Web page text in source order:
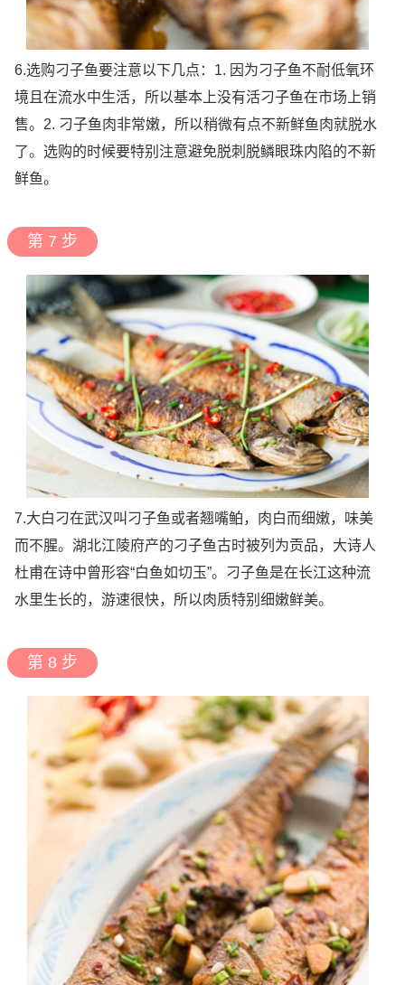
6.选购刁子鱼要注意以下几点：1. 因为刁子鱼不耐低氧环
境且在流水中生活，所以基本上没有活刁子鱼在市场上销
售。2. 刁子鱼肉非常嫩，所以稍微有点不新鲜鱼肉就脱水
了。选购的时候要特别注意避免脱刺脱鳞眼珠内陷的不新
鲜鱼。
第 7 步
7.大白刁在武汉叫刁子鱼或者翘嘴鲌，肉白而细嫩，味美
而不腥。湖北江陵府产的刁子鱼古时被列为贡品，大诗人
杜甫在诗中曾形容“白鱼如切玉”。刁子鱼是在长江这种流
水里生长的，游速很快，所以肉质特别细嫩鲜美。
第 8 步